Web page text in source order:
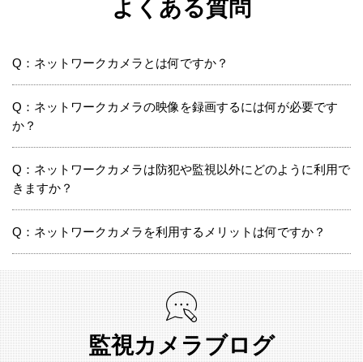
よくある質問
Q：ネットワークカメラとは何ですか？
Q：ネットワークカメラの映像を録画するには何が必要です
か？
Q：ネットワークカメラは防犯や監視以外にどのように利用で
きますか？
Q：ネットワークカメラを利用するメリットは何ですか？
監視カメラブログ